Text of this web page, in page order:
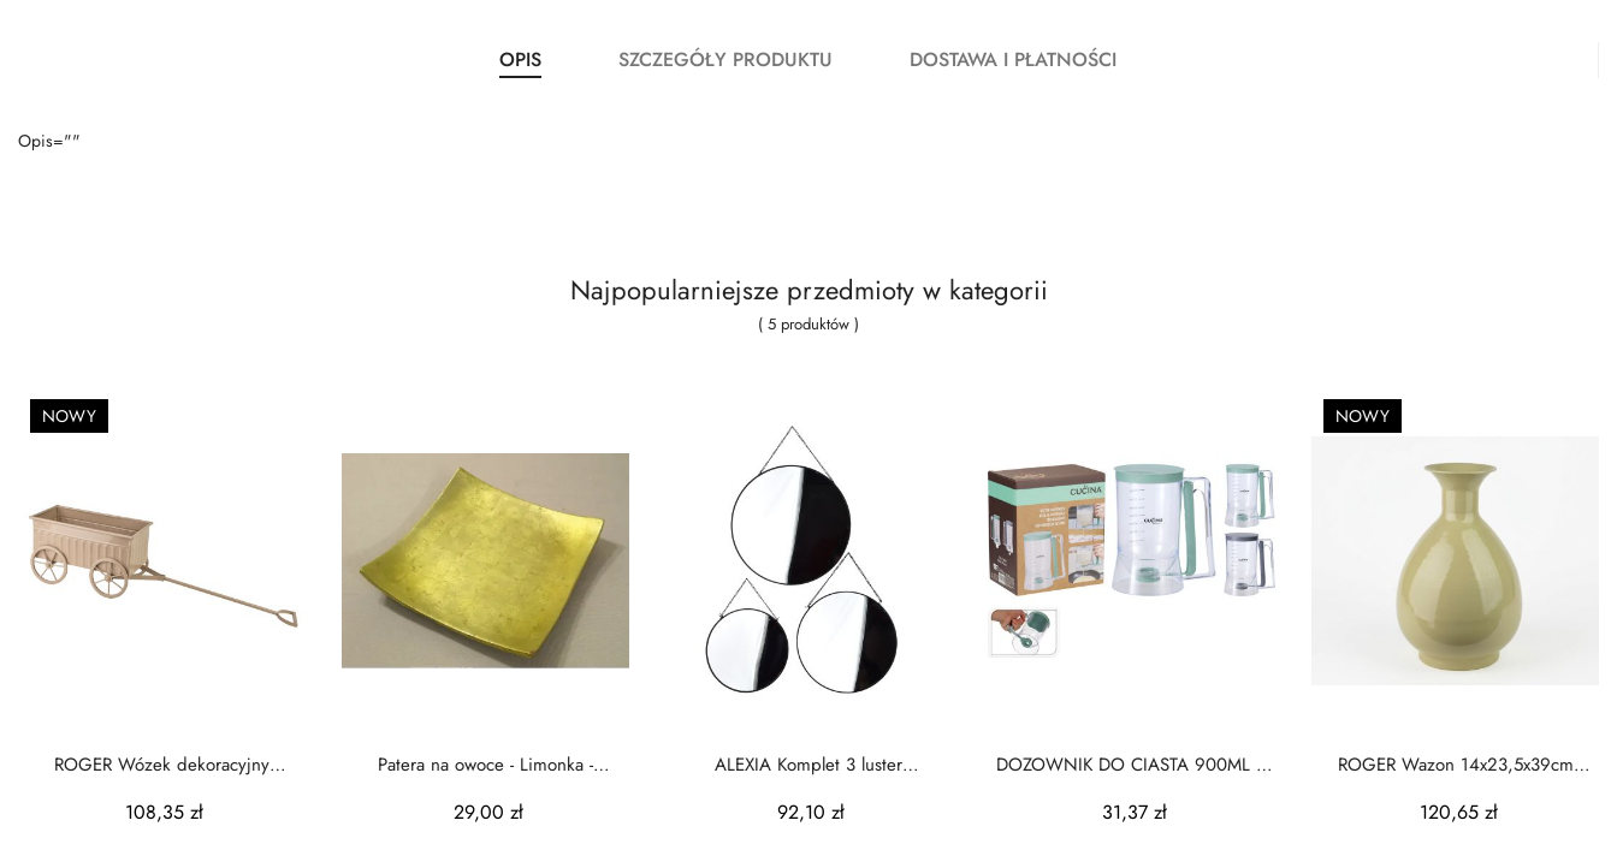
OPIS SZCZEGÓŁY PRODUKTU DOSTAWA I PŁATNOŚCI
Opis=""
Najpopularniejsze przedmioty w kategorii
( 5 produktów )
NOWY
ROGER Wózek dekoracyjny
108,35 zł
Patera na owoce - Limonka -
29,00 zł
ALEXIA Komplet 3 luster
92,10 zł
DOZOWNIK DO CIASTA 900ML 2
31,37 zł
NOWY
ROGER Wazon 14x23,5x39cm
120,65 zł